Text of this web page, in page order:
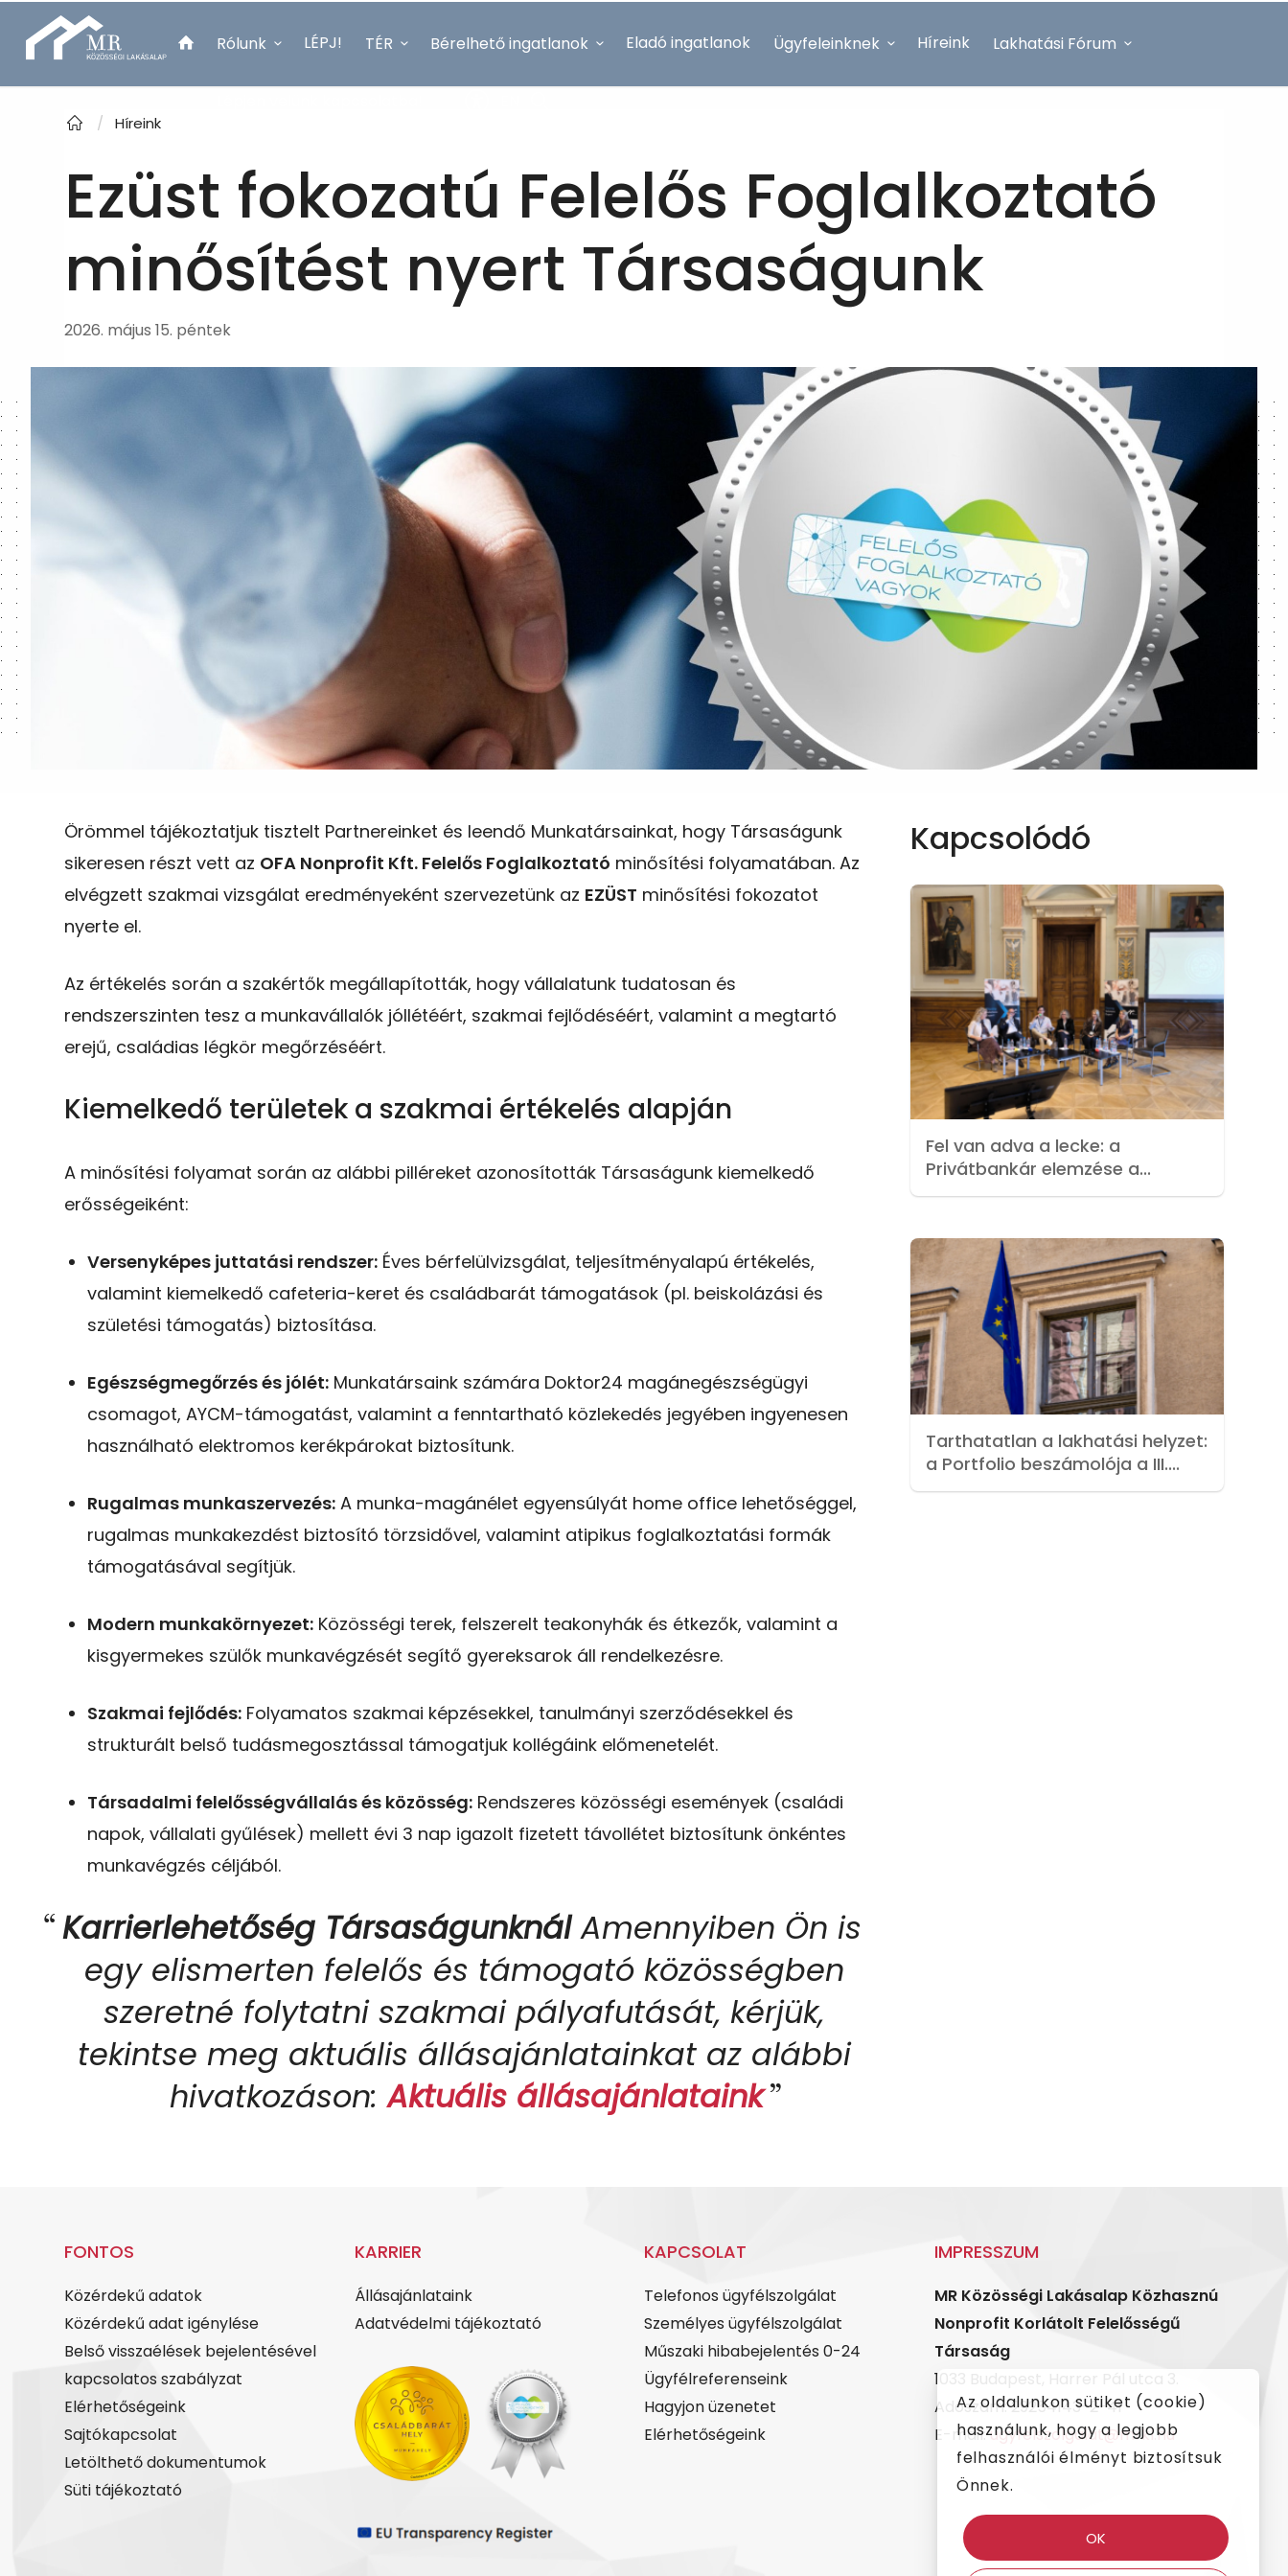
Rólunk LÉPJ! TÉR Bérelhető ingatlanok Eladó ingatlanok Ügyfeleinknek Híreink Lakhatási Fórum
/ Híreink
Ezüst fokozatú Felelős Foglalkoztató
minősítést nyert Társaságunk
2026. május 15. péntek
Örömmel tájékoztatjuk tisztelt Partnereinket és leendő Munkatársainkat, hogy Társaságunk
sikeresen részt vett az OFA Nonprofit Kft. Felelős Foglalkoztató minősítési folyamatában. Az
elvégzett szakmai vizsgálat eredményeként szervezetünk az EZÜST minősítési fokozatot
nyerte el.
Az értékelés során a szakértők megállapították, hogy vállalatunk tudatosan és
rendszerszinten tesz a munkavállalók jóllétéért, szakmai fejlődéséért, valamint a megtartó
erejű, családias légkör megőrzéséért.
Kiemelkedő területek a szakmai értékelés alapján
A minősítési folyamat során az alábbi pilléreket azonosították Társaságunk kiemelkedő
erősségeiként:
Versenyképes juttatási rendszer: Éves bérfelülvizsgálat, teljesítményalapú értékelés,
valamint kiemelkedő cafeteria-keret és családbarát támogatások (pl. beiskolázási és
születési támogatás) biztosítása.
Egészségmegőrzés és jólét: Munkatársaink számára Doktor24 magánegészségügyi
csomagot, AYCM-támogatást, valamint a fenntartható közlekedés jegyében ingyenesen
használható elektromos kerékpárokat biztosítunk.
Rugalmas munkaszervezés: A munka-magánélet egyensúlyát home office lehetőséggel,
rugalmas munkakezdést biztosító törzsidővel, valamint atipikus foglalkoztatási formák
támogatásával segítjük.
Modern munkakörnyezet: Közösségi terek, felszerelt teakonyhák és étkezők, valamint a
kisgyermekes szülők munkavégzését segítő gyereksarok áll rendelkezésre.
Szakmai fejlődés: Folyamatos szakmai képzésekkel, tanulmányi szerződésekkel és
strukturált belső tudásmegosztással támogatjuk kollégáink előmenetelét.
Társadalmi felelősségvállalás és közösség: Rendszeres közösségi események (családi
napok, vállalati gyűlések) mellett évi 3 nap igazolt fizetett távollétet biztosítunk önkéntes
munkavégzés céljából.
Karrierlehetőség TársaságunknálAmennyiben Ön is
egy elismerten felelős és támogató közösségben
szeretné folytatni szakmai pályafutását, kérjük,
tekintse meg aktuális állásajánlatainkat az alábbi
hivatkozáson:Aktuális állásajánlataink
Kapcsolódó
Fel van adva a lecke: a
Privátbankár elemzése a...
Tarthatatlan a lakhatási helyzet:
a Portfolio beszámolója a III....
FONTOS
Közérdekű adatok
Közérdekű adat igénylése
Belső visszaélések bejelentésével
kapcsolatos szabályzat
Elérhetőségeink
Sajtókapcsolat
Letölthető dokumentumok
Süti tájékoztató
KARRIER
Állásajánlataink
Adatvédelmi tájékoztató
KAPCSOLAT
Telefonos ügyfélszolgálat
Személyes ügyfélszolgálat
Műszaki hibabejelentés 0-24
Ügyfélreferenseink
Hagyjon üzenetet
Elérhetőségeink
IMPRESSZUM
MR Közösségi Lakásalap Közhasznú
Nonprofit Korlátolt Felelősségű
Társaság
1033 Budapest, Harrer Pál utca 3.
Adószám: 29254143-2-41
E-mail:ugyfelszolgalat@mrkl.hu
Az oldalunkon sütiket (cookie)
használunk, hogy a legjobb
felhasználói élményt biztosítsuk
Önnek.
OK